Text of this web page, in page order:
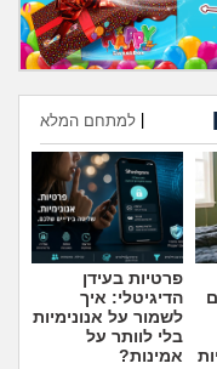
למתחם המלא
הוספת טיפ
פרטיות בעידן
הדיגיטלי: איך
לשמור על אנונימיות
בלי לוותר על
אמינות?